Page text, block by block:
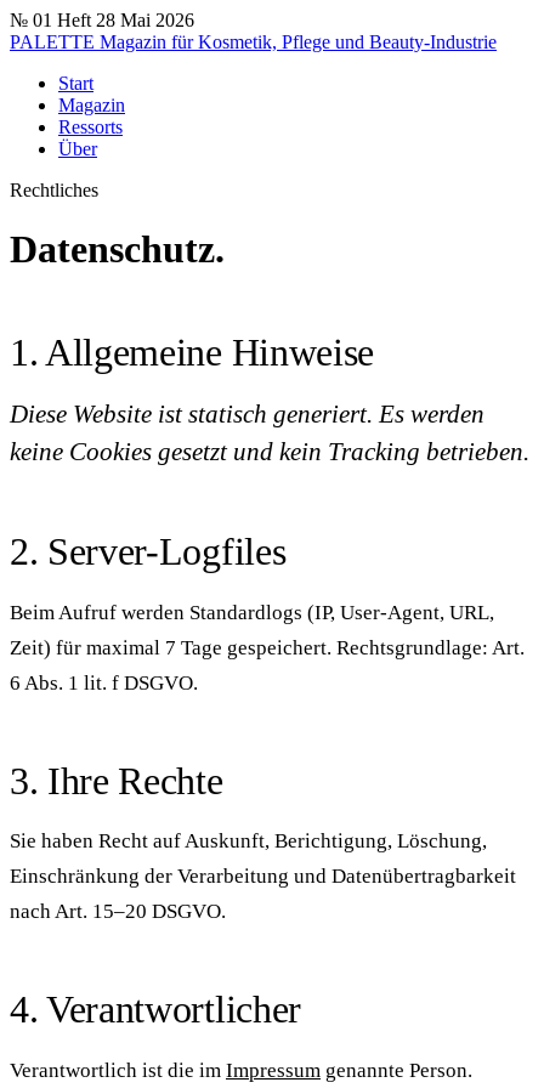
№ 01 Heft 28 Mai 2026
PALETTE Magazin für Kosmetik, Pflege und Beauty-Industrie
Start
Magazin
Ressorts
Über
Rechtliches
Datenschutz.
1. Allgemeine Hinweise
Diese Website ist statisch generiert. Es werden
keine Cookies gesetzt und kein Tracking betrieben.
2. Server-Logfiles
Beim Aufruf werden Standardlogs (IP, User-Agent, URL,
Zeit) für maximal 7 Tage gespeichert. Rechtsgrundlage: Art.
6 Abs. 1 lit. f DSGVO.
3. Ihre Rechte
Sie haben Recht auf Auskunft, Berichtigung, Löschung,
Einschränkung der Verarbeitung und Datenübertragbarkeit
nach Art. 15–20 DSGVO.
4. Verantwortlicher
Verantwortlich ist die im Impressum genannte Person.